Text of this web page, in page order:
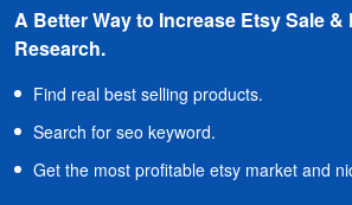
A Better Way to Increase Etsy Sale &
Research.
Find real best selling products.
Search for seo keyword.
Get the most profitable etsy market and